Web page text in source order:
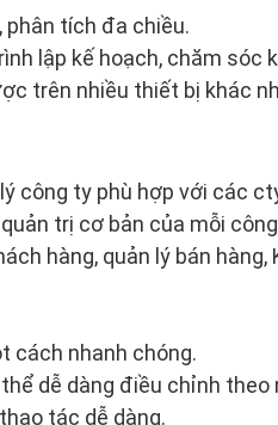
phân tích đa chiều.
lập kế hoạch, chăm sóc
trên nhiều thiết bị khác
công ty phù hợp với các
trị cơ bản của mỗi
hàng, quản lý bán hàng,
cách nhanh chóng.
dễ dàng điều chỉnh theo
tác dễ dàng.